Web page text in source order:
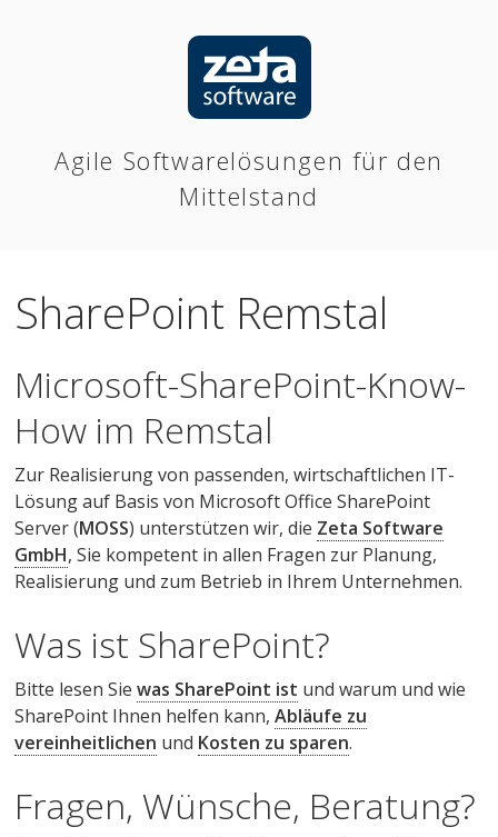
Agile Softwarelösungen für den
Mittelstand
SharePoint Remstal
Microsoft-SharePoint-Know-
How im Remstal
Zur Realisierung von passenden, wirtschaftlichen IT-
Lösung auf Basis von Microsoft Office SharePoint
Server (MOSS) unterstützen wir, die Zeta Software
GmbH, Sie kompetent in allen Fragen zur Planung,
Realisierung und zum Betrieb in Ihrem Unternehmen.
Was ist SharePoint?
Bitte lesen Siewas SharePoint ist und warum und wie
SharePoint Ihnen helfen kann,Abläufe zu
vereinheitlichen und Kosten zu sparen.
Fragen, Wünsche, Beratung?